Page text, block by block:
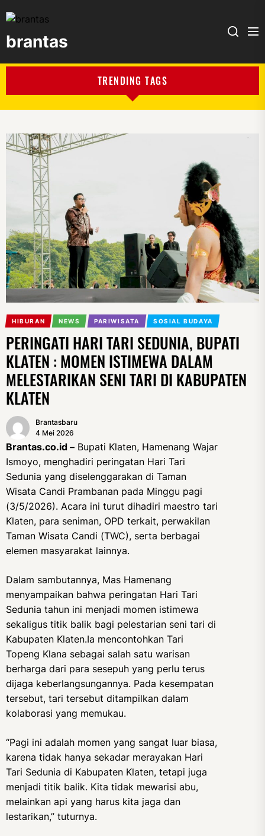
brantas
TRENDING TAGS
HIBURAN NEWS PARIWISATA SOSIAL BUDAYA
PERINGATI HARI TARI SEDUNIA, BUPATI
KLATEN : MOMEN ISTIMEWA DALAM
MELESTARIKAN SENI TARI DI KABUPATEN
KLATEN
Brantasbaru
4 Mei 2026
Brantas.co.id – Bupati Klaten, Hamenang Wajar
Ismoyo, menghadiri peringatan Hari Tari
Sedunia yang diselenggarakan di Taman
Wisata Candi Prambanan pada Minggu pagi
(3/5/2026). Acara ini turut dihadiri maestro tari
Klaten, para seniman, OPD terkait, perwakilan
Taman Wisata Candi (TWC), serta berbagai
elemen masyarakat lainnya.
Dalam sambutannya, Mas Hamenang
menyampaikan bahwa peringatan Hari Tari
Sedunia tahun ini menjadi momen istimewa
sekaligus titik balik bagi pelestarian seni tari di
Kabupaten Klaten.Ia mencontohkan Tari
Topeng Klana sebagai salah satu warisan
berharga dari para sesepuh yang perlu terus
dijaga keberlangsungannya. Pada kesempatan
tersebut, tari tersebut ditampilkan dalam
kolaborasi yang memukau.
“Pagi ini adalah momen yang sangat luar biasa,
karena tidak hanya sekadar merayakan Hari
Tari Sedunia di Kabupaten Klaten, tetapi juga
menjadi titik balik. Kita tidak mewarisi abu,
melainkan api yang harus kita jaga dan
lestarikan,” tuturnya.